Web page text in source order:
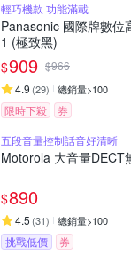
輕巧機款 功能滿載
Panasonic 國際牌數位
1 (極致黑)
$909 $966
4.9 (29) 總銷量>100
限時下殺
券
五段音量控制話音好清晰
Motorola 大音量DECT
$890
4.5 (31) 總銷量>100
挑戰低價
券